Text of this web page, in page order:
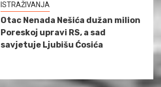
ISTRAŽIVANJA
Otac Nenada Nešića dužan milion
Poreskoj upravi RS, a sad
savjetuje Ljubišu Ćosića